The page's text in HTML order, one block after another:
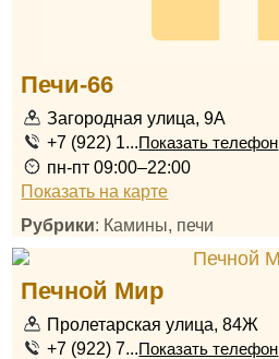
Печи-66
Загородная улица, 9А
+7 (922) 1...Показать телефон
пн-пт 09:00–22:00
Показать на карте
Рубрики: Камины, печи
Печной Мир
Пролетарская улица, 84Ж
+7 (922) 7...Показать телефон